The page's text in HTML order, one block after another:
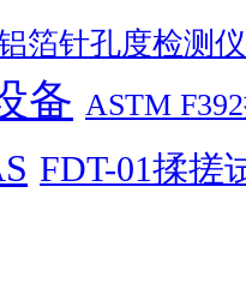
箔针孔度检测
备 ASTM
FDT-01揉搓